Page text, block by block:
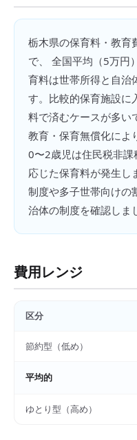
栃木県の保育料・教育
で、 全国平均（5万円
育料は世帯所得と自治
す。比較的保育施設に
料で済むケースが多
教育・保育無償化によ
0〜2歳児は住民税非
応じた保育料が発生し
制度や多子世帯向けの
治体の制度を確認しま
費用レンジ
区分
節約型（低め）
平均的
ゆとり型（高め）